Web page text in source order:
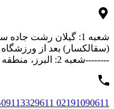
شعبه 1: گیلان رشت
(سقالکسار) بعد از
--------شعبه 2: البرز، منطقه کردان، سهیلیه، خ ولیعصر، سنقرآباد
02191090611 09120259611-09113329611